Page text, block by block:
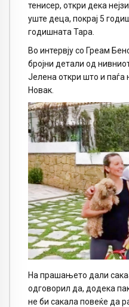
тенисер, откри дека
уште деца, покрај 5
годишната Тара.
Во интервју со Греам
бројни детали од
Јелена откри што и паѓа
Новак.
На прашањето дали
одговорил да, додека
не би сакала повеќе да